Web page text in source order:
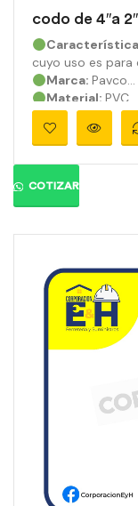
codo de 4″a
cuyo uso es para
Marca: Pavco
Material: PVC
Medidas:
4″a 2″
Ángulo:90°
Color:Gris
COTIZAR